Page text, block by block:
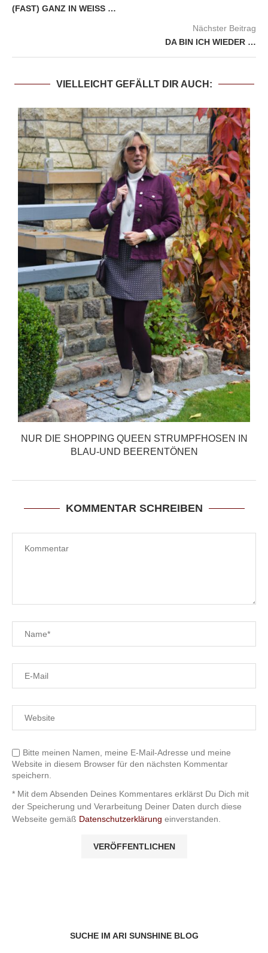
(FAST) GANZ IN WEISS …
Nächster Beitrag
DA BIN ICH WIEDER …
VIELLEICHT GEFÄLLT DIR AUCH:
NUR DIE SHOPPING QUEEN STRUMPFHOSEN IN
BLAU-UND BEERENTÖNEN
KOMMENTAR SCHREIBEN
Bitte meinen Namen, meine E-Mail-Adresse und meine
Website in diesem Browser für den nächsten Kommentar
speichern.
* Mit dem Absenden Deines Kommentares erklärst Du Dich mit
der Speicherung und Verarbeitung Deiner Daten durch diese
Webseite gemäß Datenschutzerklärung einverstanden.
SUCHE IM ARI SUNSHINE BLOG